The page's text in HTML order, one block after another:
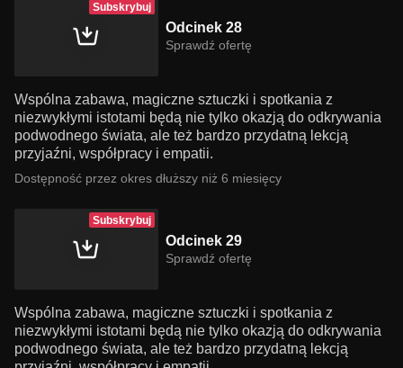
Subskrybuj
Odcinek 28
Sprawdź ofertę
Wspólna zabawa, magiczne sztuczki i spotkania z
niezwykłymi istotami będą nie tylko okazją do odkrywania
podwodnego świata, ale też bardzo przydatną lekcją
przyjaźni, współpracy i empatii.
Dostępność przez okres dłuższy niż 6 miesięcy
Subskrybuj
Odcinek 29
Sprawdź ofertę
Wspólna zabawa, magiczne sztuczki i spotkania z
niezwykłymi istotami będą nie tylko okazją do odkrywania
podwodnego świata, ale też bardzo przydatną lekcją